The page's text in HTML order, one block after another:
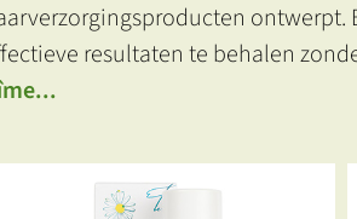
resultaten te behalen